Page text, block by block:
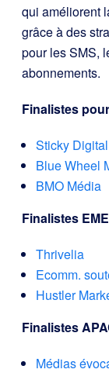
qui améliorent
grâce à des
pour les SMS,
abonnements.
Finalistes
Sticky Digital
Blue Wheel
BMO Média
Finalistes
Thrivelia
Ecomm.
Hustler
Finalistes
Médias